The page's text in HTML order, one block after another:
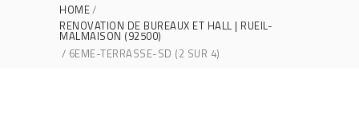
HOME
RENOVATION DE BUREAUX ET HALL | RUEIL-
MALMAISON (92500)
6EME-TERRASSE-SD (2 SUR 4)